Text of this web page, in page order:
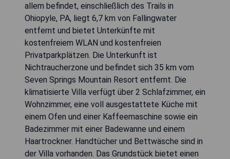
allem befindet, einschließlich des Trails in
Ohiopyle, PA, liegt 6,7 km von Fallingwater
entfernt und bietet Unterkünfte mit
kostenfreiem WLAN und kostenfreien
Privatparkplätzen. Die Unterkunft ist
Nichtraucherzone und befindet sich 35 km vom
Seven Springs Mountain Resort entfernt. Die
klimatisierte Villa verfügt über 2 Schlafzimmer, ein
Wohnzimmer, eine voll ausgestattete Küche mit
einem Ofen und einer Kaffeemaschine sowie ein
Badezimmer mit einer Badewanne und einem
Haartrockner. Handtücher und Bettwäsche sind in
der Villa vorhanden. Das Grundstück bietet einen